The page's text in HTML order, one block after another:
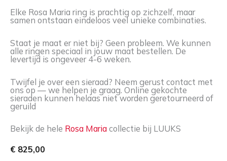
Elke Rosa Maria ring is prachtig op zichzelf, maar
samen ontstaan eindeloos veel unieke combinaties.
Staat je maat er niet bij? Geen probleem. We kunnen
alle ringen speciaal in jouw maat bestellen. De
levertijd is ongeveer 4-6 weken.
Twijfel je over een sieraad? Neem gerust contact met
ons op — we helpen je graag. Online gekochte
sieraden kunnen helaas niet worden geretourneerd of
geruild
Bekijk de hele Rosa Maria collectie bij LUUKS
€ 825,00